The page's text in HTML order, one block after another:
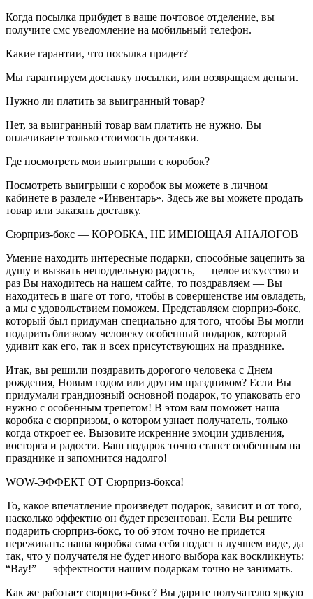
Когда посылка прибудет в ваше почтовое отделение, вы
получите смс уведомление на мобильный телефон.
Какие гарантии, что посылка придет?
Мы гарантируем доставку посылки, или возвращаем деньги.
Нужно ли платить за выигранный товар?
Нет, за выигранный товар вам платить не нужно. Вы
оплачиваете только стоимость доставки.
Где посмотреть мои выигрыши с коробок?
Посмотреть выигрыши с коробок вы можете в личном
кабинете в разделе «Инвентарь». Здесь же вы можете продать
товар или заказать доставку.
Сюрприз-бокс — КОРОБКА, НЕ ИМЕЮЩАЯ АНАЛОГОВ
Умение находить интересные подарки, способные зацепить за
душу и вызвать неподдельную радость, — целое искусство и
раз Вы находитесь на нашем сайте, то поздравляем — Вы
находитесь в шаге от того, чтобы в совершенстве им овладеть,
а мы с удовольствием поможем. Представляем сюрприз-бокс,
который был придуман специально для того, чтобы Вы могли
подарить близкому человеку особенный подарок, который
удивит как его, так и всех присутствующих на празднике.
Итак, вы решили поздравить дорогого человека с Днем
рождения, Новым годом или другим праздником? Если Вы
придумали грандиозный основной подарок, то упаковать его
нужно с особенным трепетом! В этом вам поможет наша
коробка с сюрпризом, о котором узнает получатель, только
когда откроет ее. Вызовите искренние эмоции удивления,
восторга и радости. Ваш подарок точно станет особенным на
празднике и запомнится надолго!
WOW-ЭФФЕКТ ОТ Сюрприз-бокса!
То, какое впечатление произведет подарок, зависит и от того,
насколько эффектно он будет презентован. Если Вы решите
подарить сюрприз-бокс, то об этом точно не придется
переживать: наша коробка сама себя подаст в лучшем виде, да
так, что у получателя не будет иного выбора как воскликнуть:
“Вау!” — эффектности нашим подаркам точно не занимать.
Как же работает сюрприз-бокс? Вы дарите получателю яркую